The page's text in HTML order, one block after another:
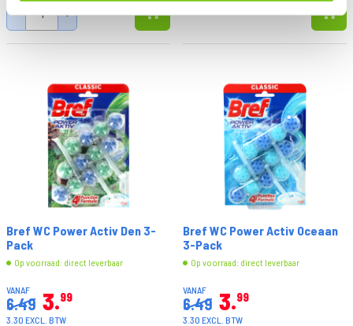
- +
Bref WC Power Activ Den 3-
Pack
Op voorraad: direct leverbaar
VANAF
6.49 3 99
3.30 EXCL. BTW
Bref WC Power Activ Oceaan
3-Pack
Op voorraad: direct leverbaar
VANAF
6.49 3 99
3.30 EXCL. BTW